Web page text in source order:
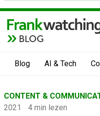
BLOG
Blog AI & Tech
›
CONTENT &
2021
4 min lezen